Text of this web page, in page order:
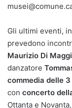
Gli ultimi eventi,
prevedono
Maurizio Di
danzatore
commedia delle
con concerto
Ottanta e Novanta,